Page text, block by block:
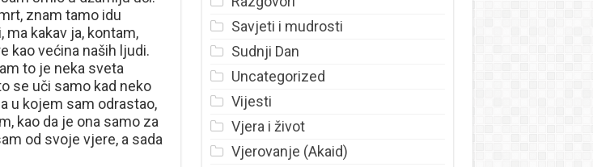
znam tamo idu
kakav ja, kontam,
kao većina naših ljudi.
to je neka sveta
se uči samo kad neko
u kojem sam odrastao,
kao da je ona samo za
od svoje vjere, a sada
Savjeti i mudrosti
Sudnji Dan
Uncategorized
Vijesti
Vjera i život
Vjerovanje (Akaid)